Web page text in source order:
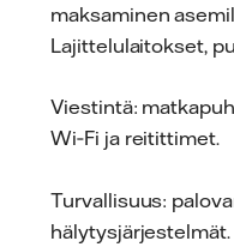
maksaminen
Lajittelulaitokset,
Viestintä:
Wi‑Fi ja reitittimet.
Turvallisuus:
hälytysjärjestelmät.